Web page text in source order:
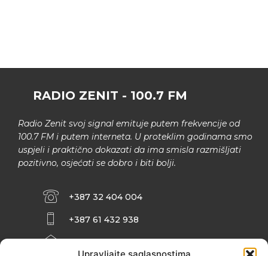
RADIO ZENIT - 100.7 FM
Radio Zenit svoj signal emituje putem frekvencije od
100.7 FM i putem interneta. U proteklim godinama smo
uspjeli i praktično dokazati da ima smisla razmišljati
pozitivno, osjećati se dobro i biti bolji.
+387 32 404 004
+387 61 432 938
INFO@ZENIT.BA